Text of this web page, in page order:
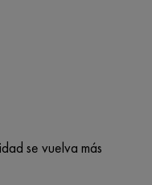
se vuelva más